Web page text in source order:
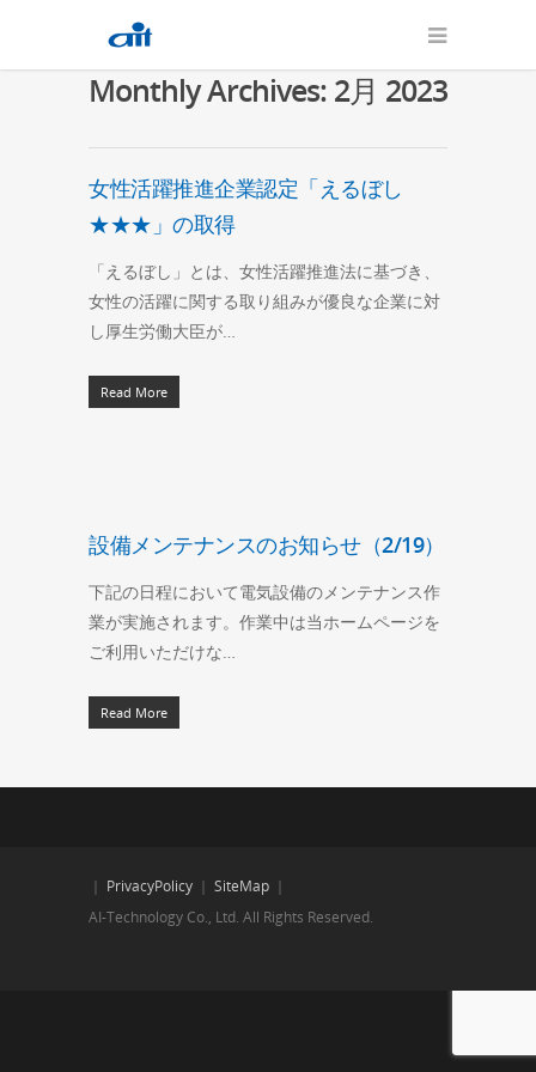
Monthly Archives: 2月 2023
女性活躍推進企業認定「えるぼし
★★★」の取得
「えるぼし」とは、女性活躍推進法に基づき、
女性の活躍に関する取り組みが優良な企業に対
し厚生労働大臣が…
Read More
設備メンテナンスのお知らせ（2/19）
下記の日程において電気設備のメンテナンス作
業が実施されます。作業中は当ホームページを
ご利用いただけな…
Read More
｜ PrivacyPolicy ｜ SiteMap ｜
AI-Technology Co., Ltd. All Rights Reserved.